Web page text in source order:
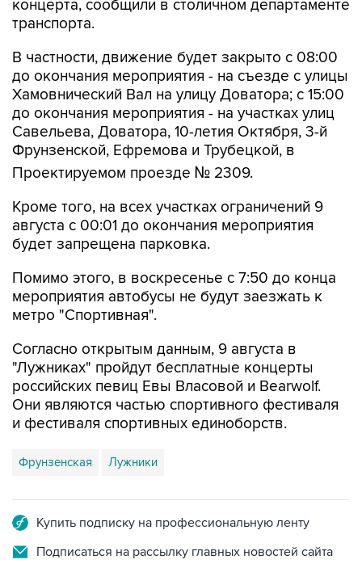
В частности, движение будет закрыто с 08:00
Хамовнический Вал на улицу Доватора; с 15:00
до окончания мероприятия - на участках улиц
Савельева, Доватора, 10-летия Октября, 3-й
Фрунзенской, Ефремова и Трубецкой, в
Проектируемом проезде № 2309.
Кроме того, на всех участках ограничений 9
будет запрещена парковка.
Помимо этого, в воскресенье с 7:50 до конца
метро "Спортивная".
Согласно открытым данным, 9 августа в
российских певиц Евы Власовой и Bearwolf.
Они являются частью спортивного фестиваля
и фестиваля спортивных единоборств.
Фрунзенская Лужники
Подписаться на рассылку главных новостей сайта
Получать оперативные новости в официальном